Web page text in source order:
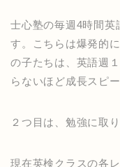
士心塾の毎週4時間英
す。こちらは爆発的
の子たちは、英語週
らないほど成長スピ
２つ目は、勉強に取
現在英検クラスの各